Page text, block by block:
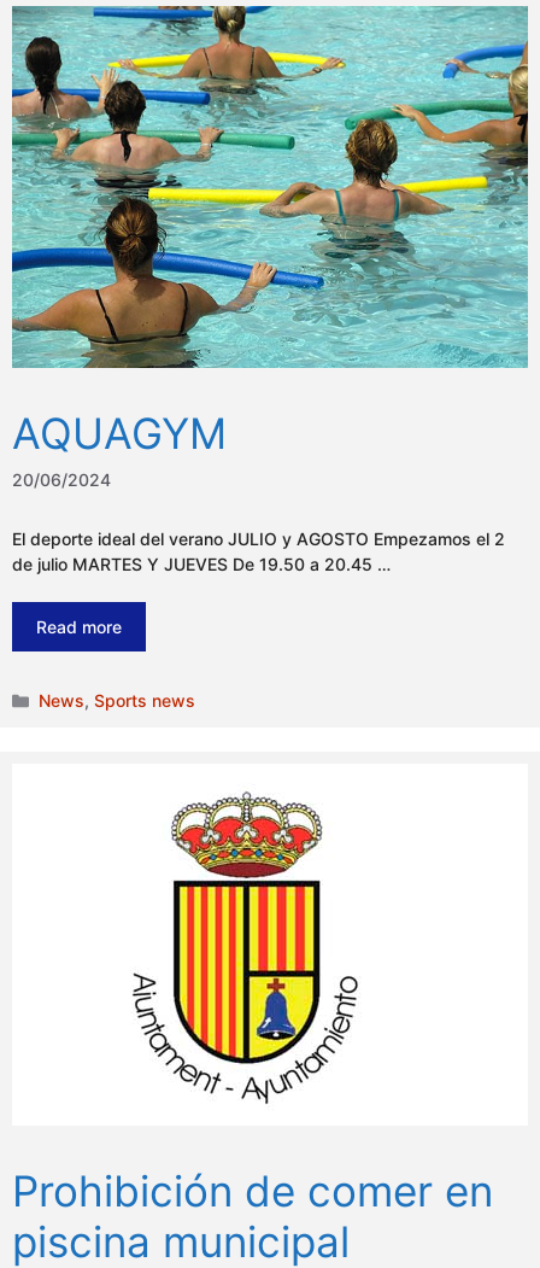
AQUAGYM
20/06/2024
El deporte ideal del verano JULIO y AGOSTO Empezamos el 2
de julio MARTES Y JUEVES De 19.50 a 20.45 …
Read more
Categories
News,Sports news
Prohibición de comer en
piscina municipal